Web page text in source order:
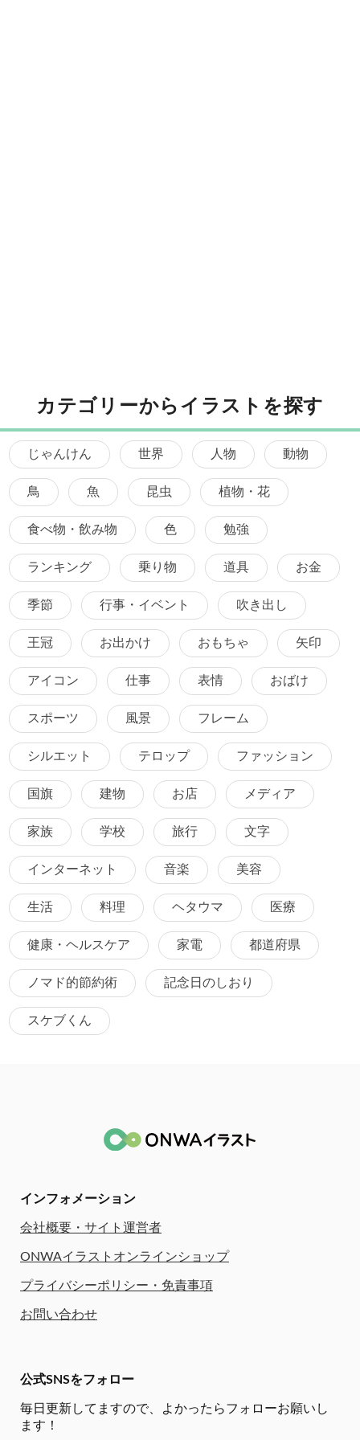
カテゴリーからイラストを探す
じゃんけん 世界 人物 動物
鳥 魚 昆虫 植物・花
食べ物・飲み物 色 勉強
ランキング 乗り物 道具 お金
季節 行事・イベント 吹き出し
王冠 お出かけ おもちゃ 矢印
アイコン 仕事 表情 おばけ
スポーツ 風景 フレーム
シルエット テロップ ファッション
国旗 建物 お店 メディア
家族 学校 旅行 文字
インターネット 音楽 美容
生活 料理 ヘタウマ 医療
健康・ヘルスケア 家電 都道府県
ノマド的節約術 記念日のしおり
スケブくん
インフォメーション
会社概要・サイト運営者
ONWAイラストオンラインショップ
プライバシーポリシー・免責事項
お問い合わせ
公式SNSをフォロー
毎日更新してますので、
よかったらフォローお願いし
ます！